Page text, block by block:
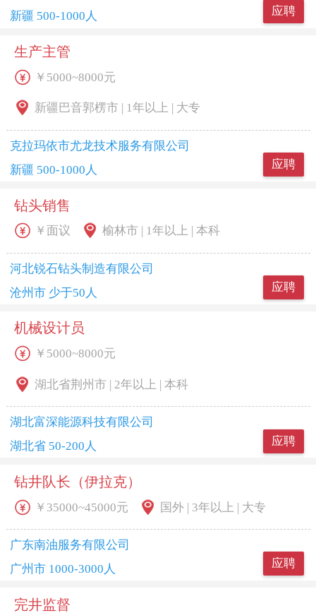
应聘
新疆 500-1000人
生产主管
应聘
￥5000~8000元
新疆巴音郭楞市 | 1年以上 | 大专
克拉玛依市尤龙技术服务有限公司
新疆 500-1000人
钻头销售
应聘
￥面议 榆林市 | 1年以上 | 本科
河北锐石钻头制造有限公司
沧州市 少于50人
机械设计员
应聘
￥5000~8000元
湖北省荆州市 | 2年以上 | 本科
湖北富深能源科技有限公司
湖北省 50-200人
钻井队长（伊拉克）
应聘
￥35000~45000元 国外 | 3年以上 | 大专
广东南油服务有限公司
广州市 1000-3000人
完井监督